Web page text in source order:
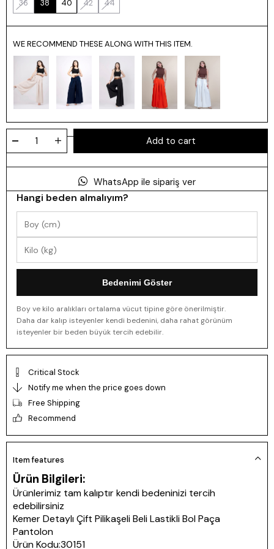
36 38 40 42 44
WE RECOMMEND THESE ALONG WITH THIS ITEM.
WhatsApp ile sipariş ver
Hangi beden almalıyım?
Bedenimi Göster
Boy ve kilo aralıkları ortalama vücut tipine göre önerilmiştir.
Daha dar kalıp isteyenler kendi bedenini, daha rahat görünüm
isteyenler bir beden büyük tercih edebilir.
Critical Stock
Notify me when the price goes down
Free Shipping
Recommend
Item features
Ürün Bilgileri:
Ürünlerimiz tam kalıptır kendi bedeninizi tercih
edebilirsiniz
Kemer Detaylı Çift Pilikaşeli Beli Lastikli Bol Paça
Pantolon
Ürün Kodu:30151